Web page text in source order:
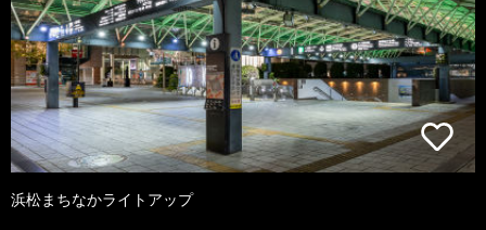
浜松まちなかライトアップ